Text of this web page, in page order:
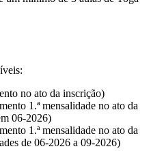
no ato da inscrição)
1.ª mensalidade no ato da
06-2026)
1.ª mensalidade no ato da
de 06-2026 a 09-2026)